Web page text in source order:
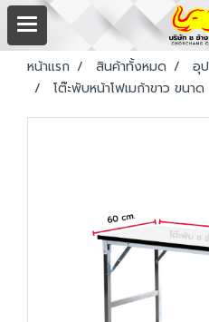
หน้าแรก สินค้าทั้งหมด อุ
โต๊ะพับหน้าโฟเมก้าขาว ขนา